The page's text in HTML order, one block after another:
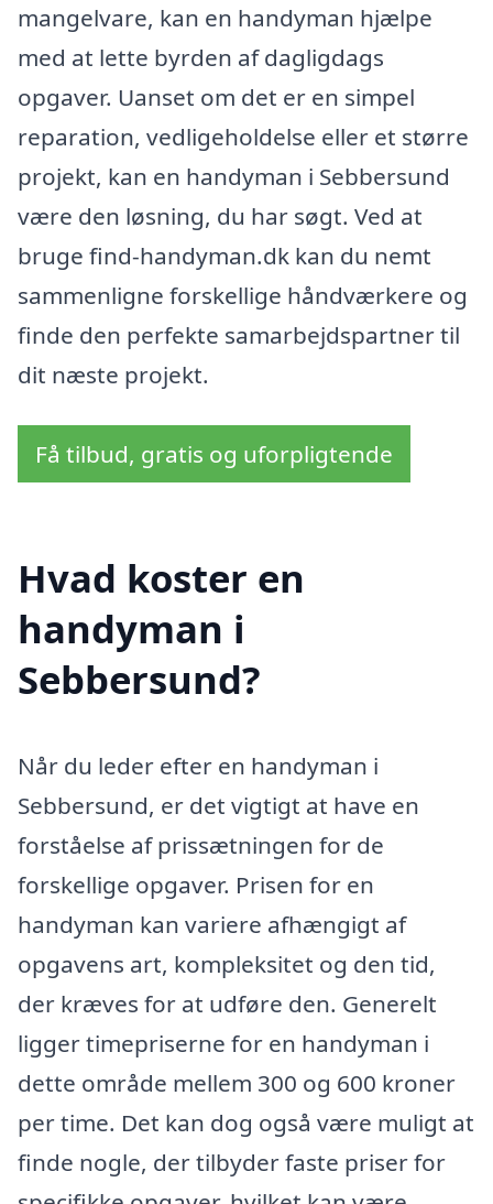
mangelvare, kan en handyman hjælpe
med at lette byrden af dagligdags
opgaver. Uanset om det er en simpel
reparation, vedligeholdelse eller et større
projekt, kan en handyman i Sebbersund
være den løsning, du har søgt. Ved at
bruge find-handyman.dk kan du nemt
sammenligne forskellige håndværkere og
finde den perfekte samarbejdspartner til
dit næste projekt.
Få tilbud, gratis og uforpligtende
Hvad koster en
handyman i
Sebbersund?
Når du leder efter en handyman i
Sebbersund, er det vigtigt at have en
forståelse af prissætningen for de
forskellige opgaver. Prisen for en
handyman kan variere afhængigt af
opgavens art, kompleksitet og den tid,
der kræves for at udføre den. Generelt
ligger timepriserne for en handyman i
dette område mellem 300 og 600 kroner
per time. Det kan dog også være muligt at
finde nogle, der tilbyder faste priser for